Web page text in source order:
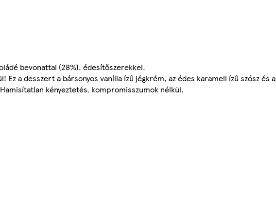
bevonattal (28%), édesítőszerekkel.
a desszert a bársonyos vanília ízű jégkrém, az édes karamell ízű szósz és a
kényeztetés, kompromisszumok nélkül.